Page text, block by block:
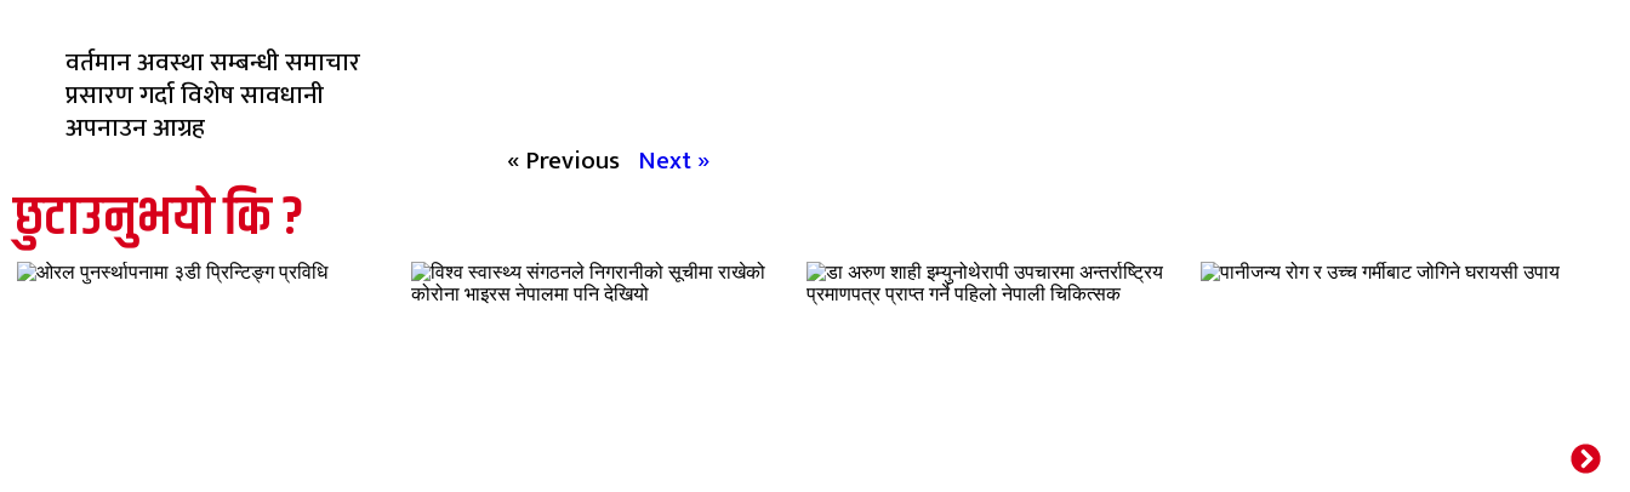
वर्तमान अवस्था सम्बन्धी समाचार
प्रसारण गर्दा विशेष सावधानी
अपनाउन आग्रह
« Previous Next »
छुटाउनुभयो कि ?